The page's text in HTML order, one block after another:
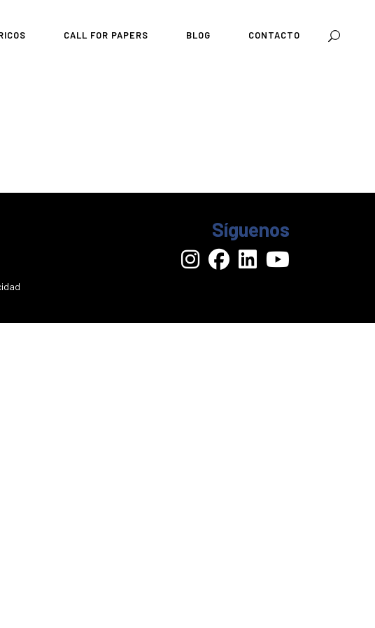
CALL FOR PAPERS BLOG CONTACTO
Síguenos